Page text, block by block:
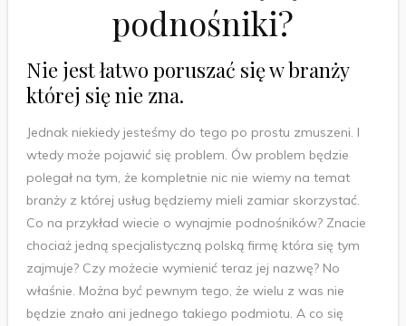
podnośniki?
Nie jest łatwo poruszać się w branży
której się nie zna.
Jednak niekiedy jesteśmy do tego po prostu zmuszeni. I
wtedy może pojawić się problem. Ów problem będzie
polegał na tym, że kompletnie nic nie wiemy na temat
branży z której usług będziemy mieli zamiar skorzystać.
Co na przykład wiecie o wynajmie podnośników? Znacie
chociaż jedną specjalistyczną polską firmę która się tym
zajmuje? Czy możecie wymienić teraz jej nazwę? No
właśnie. Można być pewnym tego, że wielu z was nie
będzie znało ani jednego takiego podmiotu. A co się